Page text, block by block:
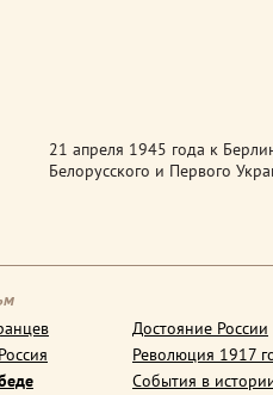
21 апреля 1945 года к
Белорусского и Первого
Достояние России
Революция 1917
События в